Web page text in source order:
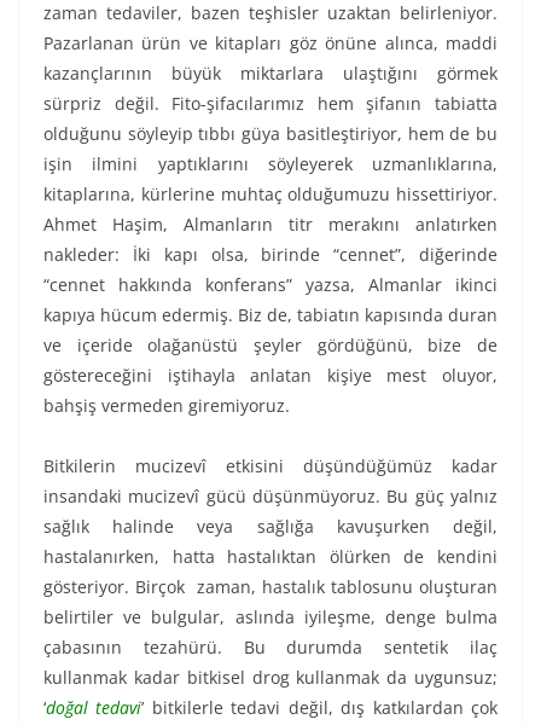
zaman tedaviler, bazen teşhisler uzaktan belirleniyor.
Pazarlanan ürün ve kitapları göz önüne alınca, maddi
kazançlarının büyük miktarlara ulaştığını görmek
sürpriz değil. Fito-şifacılarımız hem şifanın tabiatta
olduğunu söyleyip tıbbı güya basitleştiriyor, hem de bu
işin ilmini yaptıklarını söyleyerek uzmanlıklarına,
kitaplarına, kürlerine muhtaç olduğumuzu hissettiriyor.
Ahmet Haşim, Almanların titr merakını anlatırken
nakleder: İki kapı olsa, birinde “cennet”, diğerinde
“cennet hakkında konferans” yazsa, Almanlar ikinci
kapıya hücum edermiş. Biz de, tabiatın kapısında duran
ve içeride olağanüstü şeyler gördüğünü, bize de
göstereceğini iştihayla anlatan kişiye mest oluyor,
bahşiş vermeden giremiyoruz.
Bitkilerin mucizevî etkisini düşündüğümüz kadar
insandaki mucizevî gücü düşünmüyoruz. Bu güç yalnız
sağlık halinde veya sağlığa kavuşurken değil,
hastalanırken, hatta hastalıktan ölürken de kendini
gösteriyor. Birçok zaman, hastalık tablosunu oluşturan
belirtiler ve bulgular, aslında iyileşme, denge bulma
çabasının tezahürü. Bu durumda sentetik ilaç
kullanmak kadar bitkisel drog kullanmak da uygunsuz;
‘doğal tedavi’ bitkilerle tedavi değil, dış katkılardan çok